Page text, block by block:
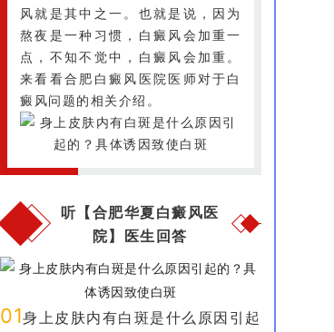
风就是其中之一。也就是说，因为
熬夜是一种习惯，白癜风会加重一
点，不知不觉中，白癜风会加重。
来看看合肥白癜风医院医师对于白
癜风问题的相关介绍。
听【合肥华夏白癜风医
院】医生回答
01身上皮肤内有白斑是什么原因引起